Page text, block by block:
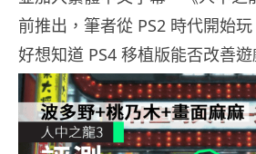
前推出，筆者從 PS2 時代開始
好想知道 PS4 移植版能否改善遊